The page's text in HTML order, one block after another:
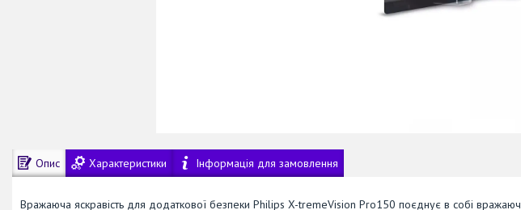
Опис Характеристики Інформація для замовлення
Вражаюча яскравість для додаткової безпеки Philips X-tremeVision Pro150 поєднує в собі